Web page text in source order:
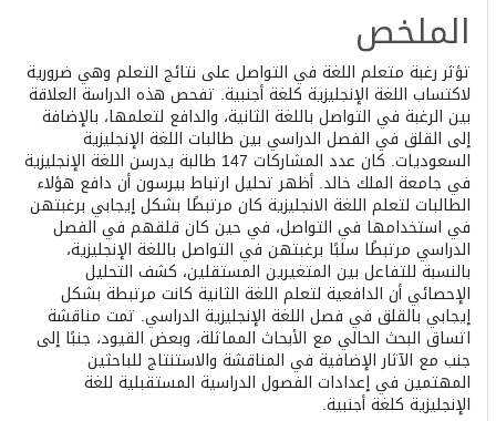
الملخص
تؤثر رغبة متعلم اللغة في التواصل على نتائج التعلم وهي ضرورية
لاكتساب اللغة الإنجليزية كلغة أجنبية. تفحص هذه الدراسة العلاقة
بين الرغبة في التواصل باللغة الثانية، والدافع لتعلمها، بالإضافة
إلى القلق في الفصل الدراسي بين طالبات اللغة الإنجليزية
السعوديات. كان عدد المشاركات 147 طالبة يدرسن اللغة الإنجليزية
في جامعة الملك خالد. أظهر تحليل ارتباط بيرسون أن دافع هؤلاء
الطالبات لتعلم اللغة الانجليزية كان مرتبطًا بشكل إيجابي برغبتهن
في استخدامها في التواصل، في حين كان قلقهم في الفصل
الدراسي مرتبطًا سلبًا برغبتهن في التواصل باللغة الإنجليزية،
بالنسبة للتفاعل بين المتغيرين المستقلين، كشف التحليل
الإحصائي أن الدافعية لتعلم اللغة الثانية كانت مرتبطة بشكل
إيجابي بالقلق في فصل اللغة الإنجليزية الدراسي. تمت مناقشة
اتساق البحث الحالي مع الأبحاث المماثلة، وبعض القيود، جنبًا إلى
جنب مع الآثار الإضافية في المناقشة والاستنتاج للباحثين
المهتمين في إعدادات الفصول الدراسية المستقبلية للغة
الإنجليزية كلغة أجنبية.